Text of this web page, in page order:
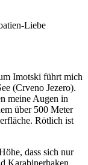
Liebe
Imotski führt mich
(Crveno Jezero).
meine Augen in
über 500 Meter
Rötlich ist
dass sich nur
Karabinerhaken